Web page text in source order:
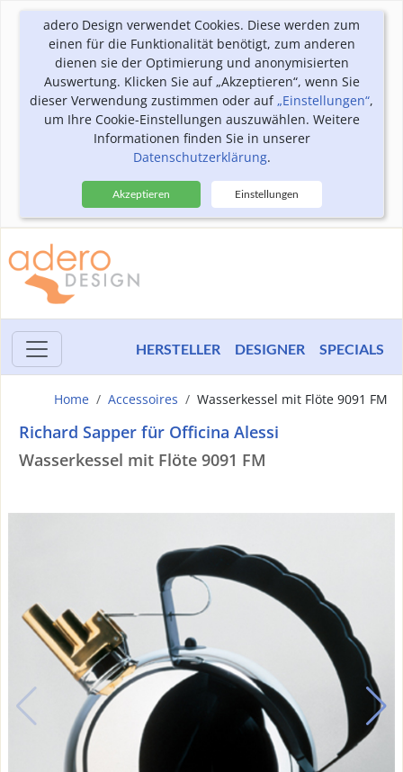
adero Design verwendet Cookies. Diese werden zum
einen für die Funktionalität benötigt, zum anderen
dienen sie der Optimierung und anonymisierten
Auswertung. Klicken Sie auf „Akzeptieren“, wenn Sie
dieser Verwendung zustimmen oder auf„Einstellungen“,
um Ihre Cookie-Einstellungen auszuwählen. Weitere
Informationen finden Sie in unserer
Datenschutzerklärung.
Akzeptieren Einstellungen
HERSTELLER DESIGNER SPECIALS
Home Accessoires Wasserkessel mit Flöte 9091 FM
Richard Sapper für Officina Alessi
Wasserkessel mit Flöte 9091 FM